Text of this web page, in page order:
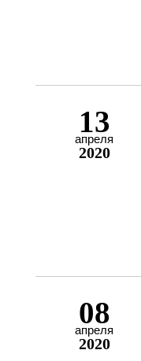
13
апреля
2020
08
апреля
2020